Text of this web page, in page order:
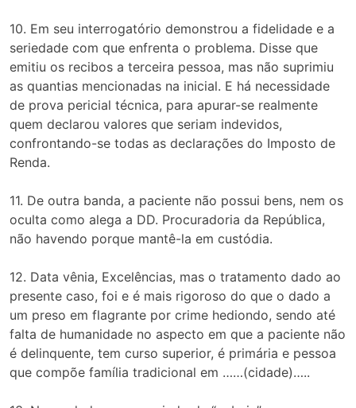
10. Em seu interrogatório demonstrou a fidelidade e a
seriedade com que enfrenta o problema. Disse que
emitiu os recibos a terceira pessoa, mas não suprimiu
as quantias mencionadas na inicial. E há necessidade
de prova pericial técnica, para apurar-se realmente
quem declarou valores que seriam indevidos,
confrontando-se todas as declarações do Imposto de
Renda.
11. De outra banda, a paciente não possui bens, nem os
oculta como alega a DD. Procuradoria da República,
não havendo porque mantê-la em custódia.
12. Data vênia, Excelências, mas o tratamento dado ao
presente caso, foi e é mais rigoroso do que o dado a
um preso em flagrante por crime hediondo, sendo até
falta de humanidade no aspecto em que a paciente não
é delinquente, tem curso superior, é primária e pessoa
que compõe família tradicional em ……(cidade)…..